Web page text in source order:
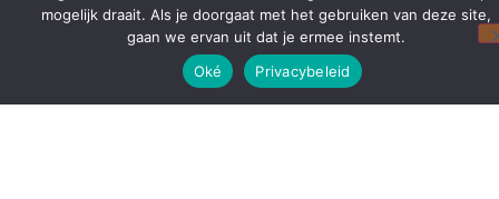
mogelijk draait. Als je doorgaat met het gebruiken van deze site,
gaan we ervan uit dat je ermee instemt.
Oké
Privacybeleid